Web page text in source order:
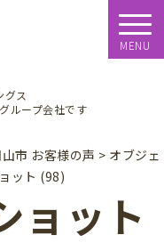
グス
ループ会社です
MENU
市 お客様の声 > オブジェ
ット (98)
ョット